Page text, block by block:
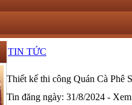
TIN TỨC
Thiết kế thi công Quán Cà
Tin đăng ngày: 31/8/2024 -